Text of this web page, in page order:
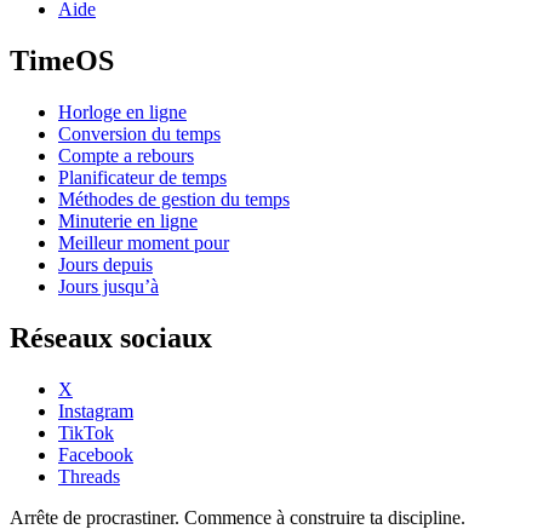
Aide
TimeOS
Horloge en ligne
Conversion du temps
Compte a rebours
Planificateur de temps
Méthodes de gestion du temps
Minuterie en ligne
Meilleur moment pour
Jours depuis
Jours jusqu’à
Réseaux sociaux
X
Instagram
TikTok
Facebook
Threads
Arrête de procrastiner. Commence à construire ta discipline.